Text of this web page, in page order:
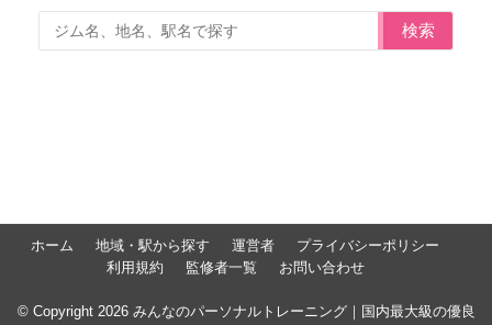
検索
ホーム 地域・駅から探す 運営者
プライバシーポリシー
利用規約
監修者一覧 お問い合わせ
© Copyright 2026 みんなのパーソナルトレーニング｜国内最大級の優良